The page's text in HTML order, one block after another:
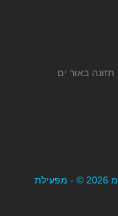
תזונה באור ים
כל הזכויות שמורות לאבולוציה עסקית בע"מ 2026 © - מפעילת